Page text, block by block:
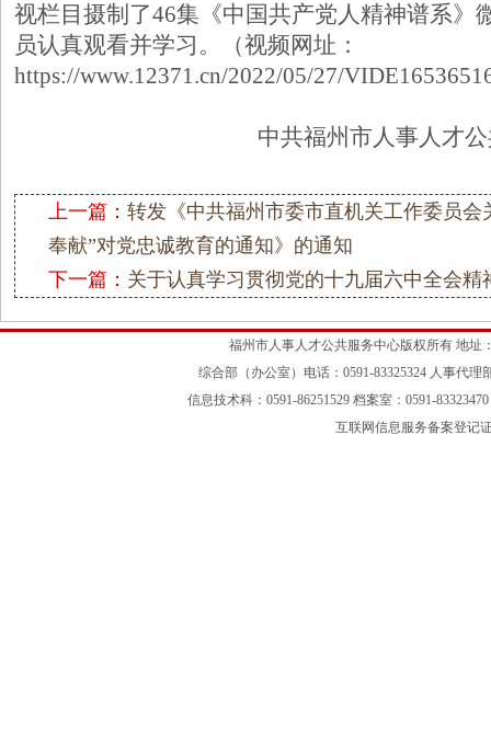
视栏目摄制了46集《中国共产党人精神谱系》
员认真观看并学习。（视频网址：
https://www.12371.cn/2022/05/27/
中共福州市人事人才
上一篇： 转发《中共福州市委市直机关工作委员会
奉献”对党忠诚教育的通知》的通知
下一篇： 关于认真学习贯彻党的十九届六中全会精
福州市人事人才公共服务中心版权所有 地址
综合部（办公室）电话：0591-83325324 人事代理
信息技术科：0591-86251529 档案室：0591-
互联网信息服务备案登记